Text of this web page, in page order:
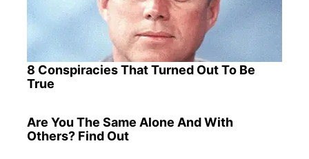
8 Conspiracies That Turned Out To Be
True
Are You The Same Alone And With
Others? Find Out